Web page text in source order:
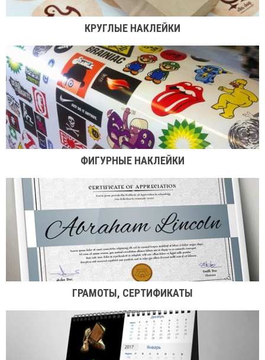
КРУГЛЫЕ НАКЛЕЙКИ
ФИГУРНЫЕ НАКЛЕЙКИ
ГРАМОТЫ, СЕРТИФИКАТЫ